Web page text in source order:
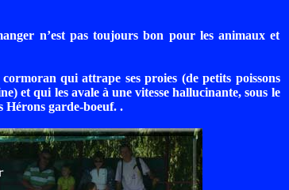
n’est pas toujours bon pour les animaux et
qui attrape ses proies (de petits poissons
et qui les avale à une vitesse hallucinante, sous le
Hérons garde-boeuf. .